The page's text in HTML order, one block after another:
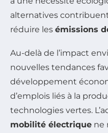
alternatives
réduire les émissions
Au-delà de l’impact
nouvelles tendances
développement
d’emplois liés à la
technologies vertes.
mobilité électrique ne